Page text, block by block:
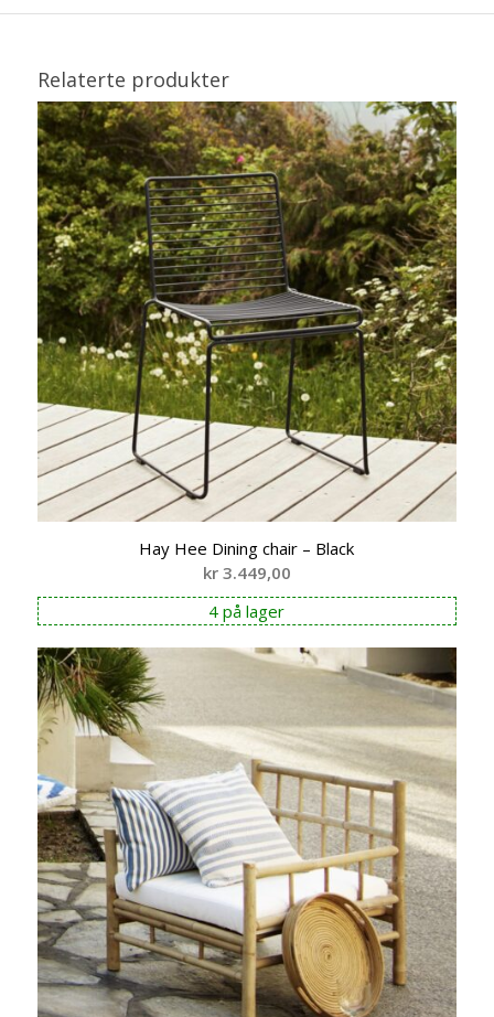
Relaterte produkter
Hay Hee Dining chair – Black
kr3.449,00
4 på lager